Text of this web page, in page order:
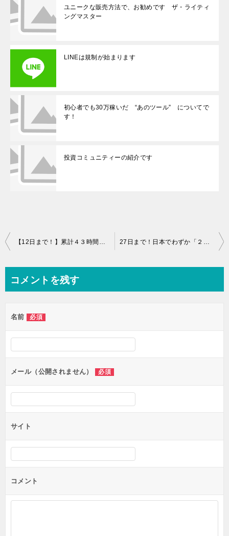
ユニークな販売方法で、お勧めです ザ・ライティ
ングマスター
LINEは規制が始まります
初心者でも30万稼いだ “あのツール” についてで
す！
投資コミュニティーの紹介です
投
ビ
ー
シ
ョ
ン
【12日まで！】累計４３時間３８分の総額２２５万円相当のインターネットビジネスレジェンダリーラーニングビデオを無料配布！ 27日まで！日本でわずか「２人」しか知らない 稼ぐ情報
コメントを残す
名前 必須
メール（公開されません） 必須
サイト
コメント